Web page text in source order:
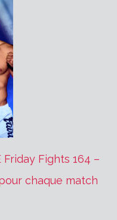
Fights 164 –
chaque match